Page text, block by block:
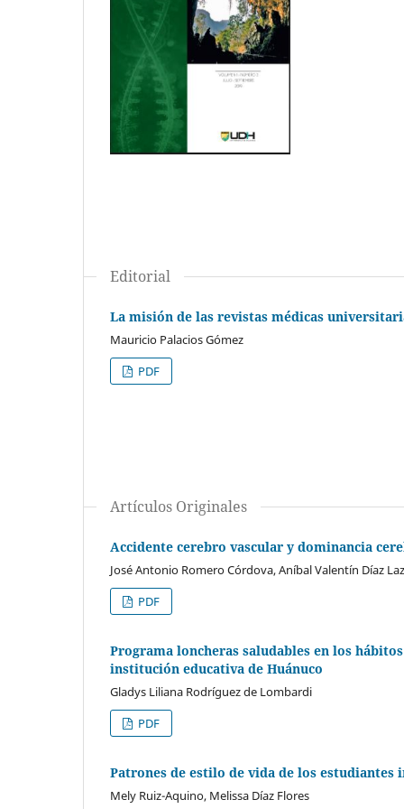
Editorial
La misión de las revistas médicas
Mauricio Palacios Gómez
PDF
Artículos Originales
Accidente cerebro vascular y dominancia
José Antonio Romero Córdova, Aníbal Valentín Díaz
PDF
Programa loncheras saludables en los
institución educativa de Huánuco
Gladys Liliana Rodríguez de Lombardi
PDF
Patrones de estilo de vida de los estudiantes
Mely Ruiz-Aquino, Melissa Díaz Flores